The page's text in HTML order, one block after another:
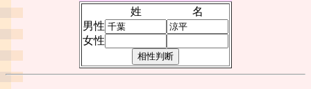
姓
名
男性
女性